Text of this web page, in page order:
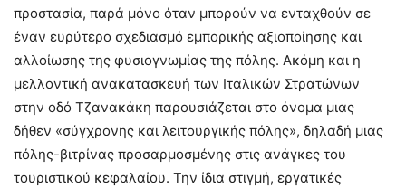
προστασία, παρά μόνο όταν μπορούν να ενταχθούν σε
έναν ευρύτερο σχεδιασμό εμπορικής αξιοποίησης και
αλλοίωσης της φυσιογνωμίας της πόλης. Ακόμη και η
μελλοντική ανακατασκευή των Ιταλικών Στρατώνων
στην οδό Τζανακάκη παρουσιάζεται στο όνομα μιας
δήθεν «σύγχρονης και λειτουργικής πόλης», δηλαδή μιας
πόλης-βιτρίνας προσαρμοσμένης στις ανάγκες του
τουριστικού κεφαλαίου. Την ίδια στιγμή, εργατικές